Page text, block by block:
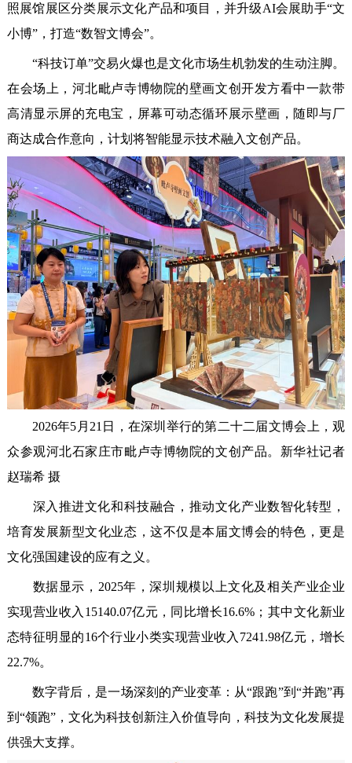
照展馆展区分类展示文化产品和项目，并升级AI会展助手“文
小博”，打造“数智文博会”。
“科技订单”交易火爆也是文化市场生机勃发的生动注脚。
在会场上，河北毗卢寺博物院的壁画文创开发方看中一款带
高清显示屏的充电宝，屏幕可动态循环展示壁画，随即与厂
商达成合作意向，计划将智能显示技术融入文创产品。
2026年5月21日，在深圳举行的第二十二届文博会上，观
众参观河北石家庄市毗卢寺博物院的文创产品。新华社记者
赵瑞希 摄
深入推进文化和科技融合，推动文化产业数智化转型，
培育发展新型文化业态，这不仅是本届文博会的特色，更是
文化强国建设的应有之义。
数据显示，2025年，深圳规模以上文化及相关产业企业
实现营业收入15140.07亿元，同比增长16.6%；其中文化新业
态特征明显的16个行业小类实现营业收入7241.98亿元，增长
22.7%。
数字背后，是一场深刻的产业变革：从“跟跑”到“并跑”再
到“领跑”，文化为科技创新注入价值导向，科技为文化发展提
供强大支撑。